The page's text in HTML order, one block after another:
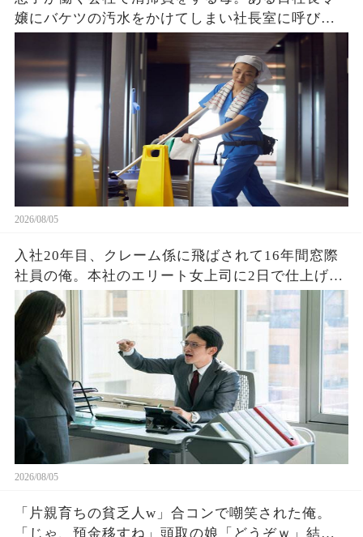
嬢にバケツの汚水をかけてしまい社長室に呼び出
され→クビを覚悟で息子と部屋に入ると社長令嬢
「ずっと探してました」「え？」
2026/08/05
入社20年目、クレーム係に飛ばされて16年間窓際
社員の俺。本社のエリート女上司に2日で仕上げた
資料を渡すと「あなたがなぜ平社員なの？」→そ
の後、まさかの展開に営業部長の顔が真っ青に…
2026/08/05
「片親育ちの貧乏人w」合コンで嘲笑された俺。
「じゃ、預金移すね」頭取の娘「どうぞｗ」結果